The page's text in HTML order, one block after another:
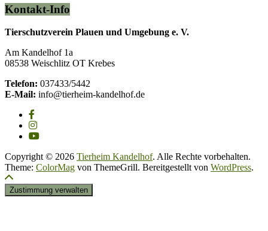
Kontakt-Info
Tierschutzverein Plauen und Umgebung e. V.
Am Kandelhof 1a
08538 Weischlitz OT Krebes
Telefon: 037433/5442
E-Mail: info@tierheim-kandelhof.de
Copyright © 2026 Tierheim Kandelhof. Alle Rechte vorbehalten.
Theme: ColorMag von ThemeGrill. Bereitgestellt von WordPress.
Zustimmung verwalten